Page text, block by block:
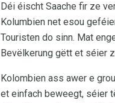
Déi éischt Saache fir ze
Kolumbien net esou
Touristen do sinn. Mat
Bevëlkerung gëtt et séier
Kolombien ass awer e
et einfach beweegt, séier